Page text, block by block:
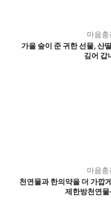
마음충
가을 숲이 준 귀한 선물,산
깊어 갑
마음충
천연물과 한의약을 더 가깝
제한방천연